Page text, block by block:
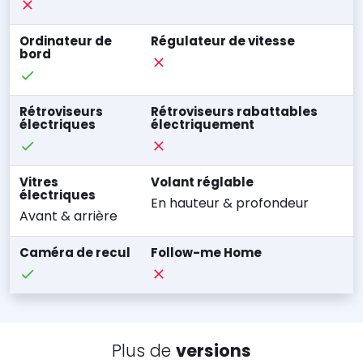
Ordinateur de
bord
Régulateur de vitesse
Rétroviseurs
électriques
Rétroviseurs rabattables
électriquement
Vitres
électriques
Avant & arrière
Volant réglable
En hauteur & profondeur
Caméra de recul Follow-me Home
Plus de versions